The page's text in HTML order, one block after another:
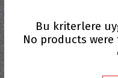
Bu kriterlere
No products